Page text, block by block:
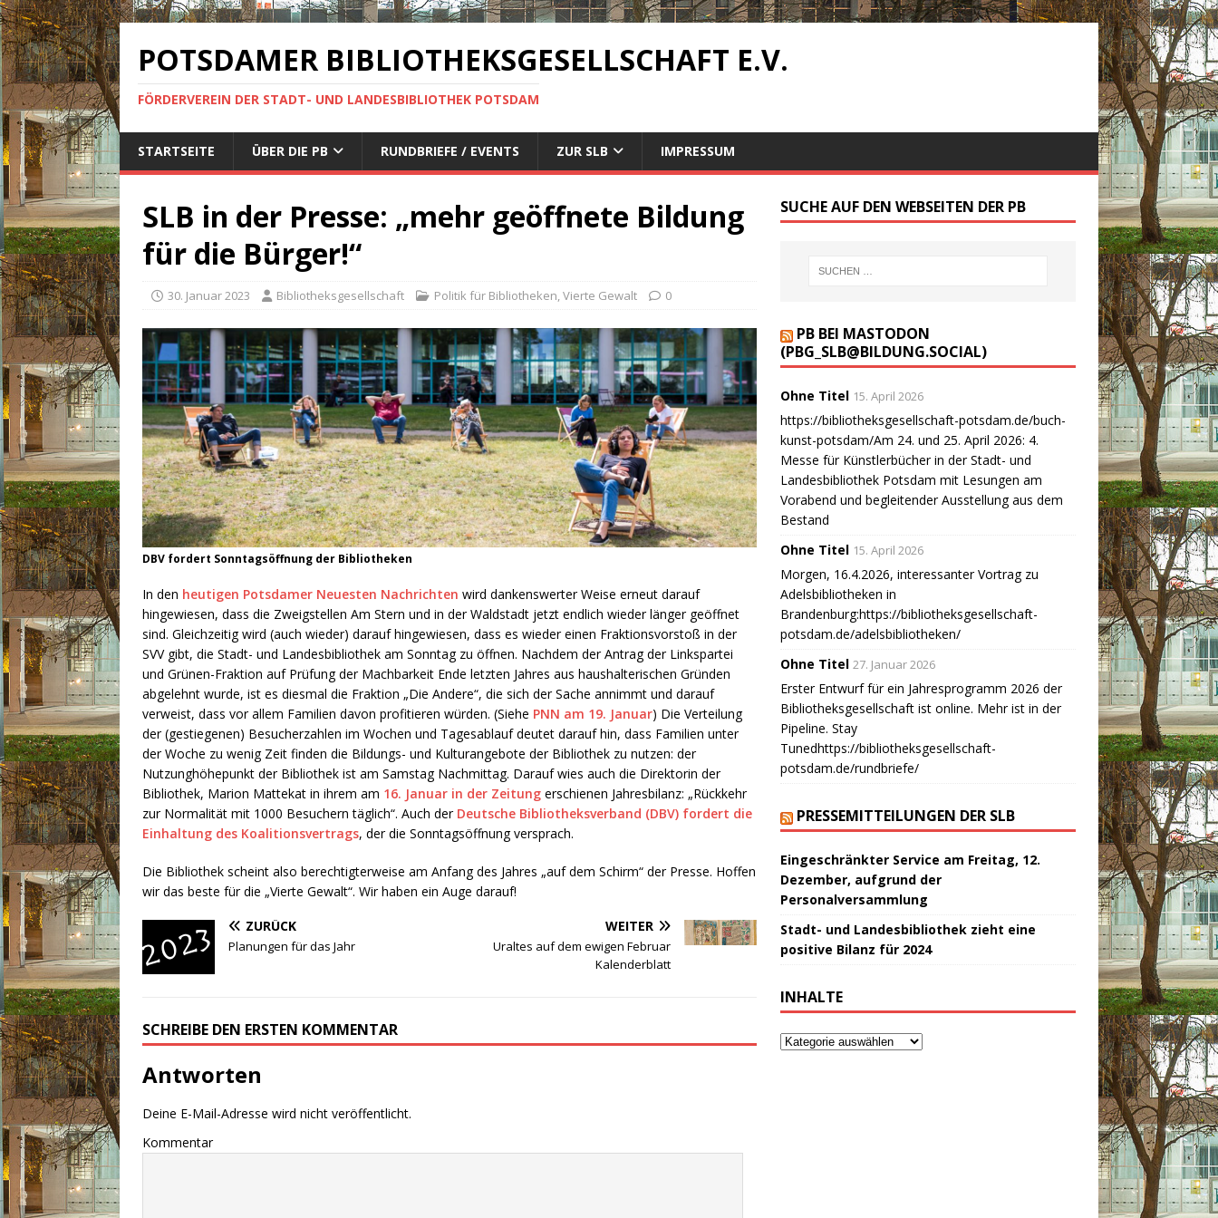
POTSDAMER BIBLIOTHEKSGESELLSCHAFT E.V.
FÖRDERVEREIN DER STADT- UND LANDESBIBLIOTHEK POTSDAM
STARTSEITE ÜBER DIE PB RUNDBRIEFE / EVENTS ZUR SLB IMPRESSUM
SLB in der Presse: „mehr geöffnete Bildung
für die Bürger!“
30. Januar 2023 Bibliotheksgesellschaft Politik für Bibliotheken,Vierte Gewalt 0
DBV fordert Sonntagsöffnung der Bibliotheken
In den heutigen Potsdamer Neuesten Nachrichten wird dankenswerter Weise erneut darauf
hingewiesen, dass die Zweigstellen Am Stern und in der Waldstadt jetzt endlich wieder länger geöffnet
sind. Gleichzeitig wird (auch wieder) darauf hingewiesen, dass es wieder einen Fraktionsvorstoß in der
SVV gibt, die Stadt- und Landesbibliothek am Sonntag zu öffnen. Nachdem der Antrag der Linkspartei
und Grünen-Fraktion auf Prüfung der Machbarkeit Ende letzten Jahres aus haushalterischen Gründen
abgelehnt wurde, ist es diesmal die Fraktion „Die Andere“, die sich der Sache annimmt und darauf
verweist, dass vor allem Familien davon profitieren würden. (Siehe PNN am 19. Januar) Die Verteilung
der (gestiegenen) Besucherzahlen im Wochen und Tagesablauf deutet darauf hin, dass Familien unter
der Woche zu wenig Zeit finden die Bildungs- und Kulturangebote der Bibliothek zu nutzen: der
Nutzunghöhepunkt der Bibliothek ist am Samstag Nachmittag. Darauf wies auch die Direktorin der
Bibliothek, Marion Mattekat in ihrem am 16. Januar in der Zeitung erschienen Jahresbilanz: „Rückkehr
zur Normalität mit 1000 Besuchern täglich“. Auch der Deutsche Bibliotheksverband (DBV) fordert die
Einhaltung des Koalitionsvertrags, der die Sonntagsöffnung versprach.
Die Bibliothek scheint also berechtigterweise am Anfang des Jahres „auf dem Schirm“ der Presse. Hoffen
wir das beste für die „Vierte Gewalt“. Wir haben ein Auge darauf!
ZURÜCK
Planungen für das Jahr
WEITER
Uraltes auf dem ewigen Februar
Kalenderblatt
SCHREIBE DEN ERSTEN KOMMENTAR
Antworten
Deine E-Mail-Adresse wird nicht veröffentlicht.
Kommentar
SUCHE AUF DEN WEBSEITEN DER PB
PB BEI MASTODON
(PBG_SLB@BILDUNG.SOCIAL)
Ohne Titel 15. April 2026
https://bibliotheksgesellschaft-potsdam.de/buch-
kunst-potsdam/Am 24. und 25. April 2026: 4.
Messe für Künstlerbücher in der Stadt- und
Landesbibliothek Potsdam mit Lesungen am
Vorabend und begleitender Ausstellung aus dem
Bestand
Ohne Titel 15. April 2026
Morgen, 16.4.2026, interessanter Vortrag zu
Adelsbibliotheken in
Brandenburg:https://bibliotheksgesellschaft-
potsdam.de/adelsbibliotheken/
Ohne Titel 27. Januar 2026
Erster Entwurf für ein Jahresprogramm 2026 der
Bibliotheksgesellschaft ist online. Mehr ist in der
Pipeline. Stay
Tunedhttps://bibliotheksgesellschaft-
potsdam.de/rundbriefe/
PRESSEMITTEILUNGEN DER SLB
Eingeschränkter Service am Freitag, 12.
Dezember, aufgrund der
Personalversammlung
Stadt- und Landesbibliothek zieht eine
positive Bilanz für 2024
INHALTE